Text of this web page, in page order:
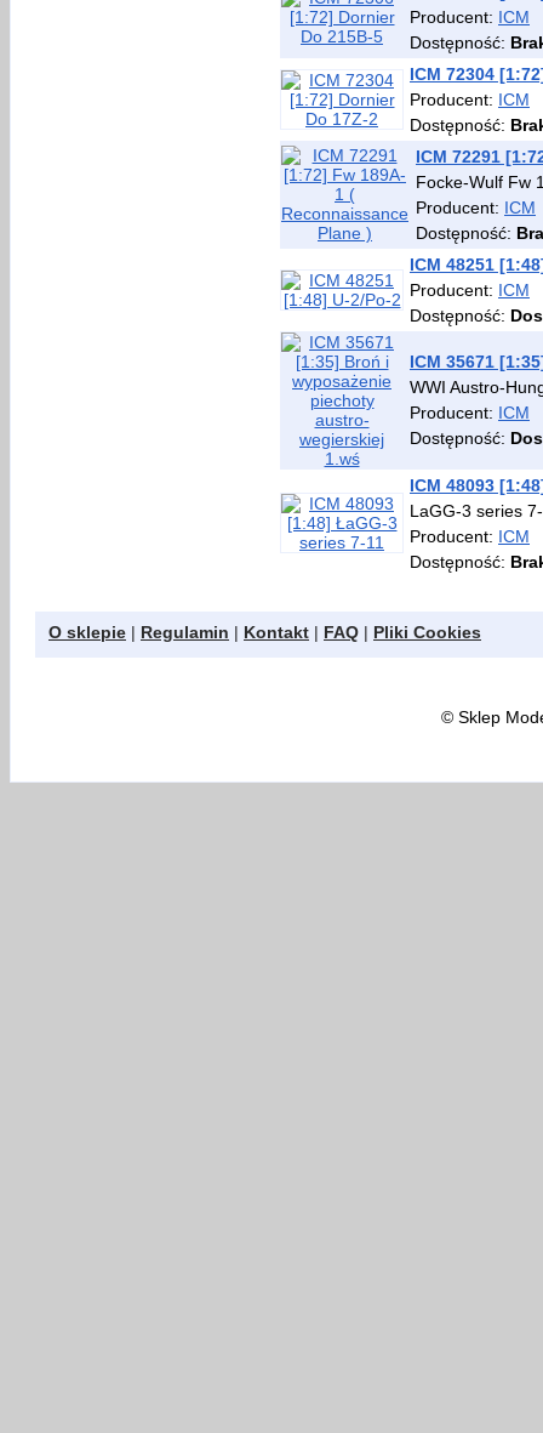
Producent: ICM
Dostępność:
ICM 72304
Producent: ICM
Dostępność:
ICM 72291
Focke-Wulf Fw
Producent: ICM
Dostępność:
ICM 48251
Producent: ICM
Dostępność:
ICM 35671
WWI Austro-
Producent: ICM
Dostępność:
ICM 48093
LaGG-3 series
Producent: ICM
Dostępność:
O sklepie | Regulamin | Kontakt | FAQ | Pliki Cookies
©Sklep